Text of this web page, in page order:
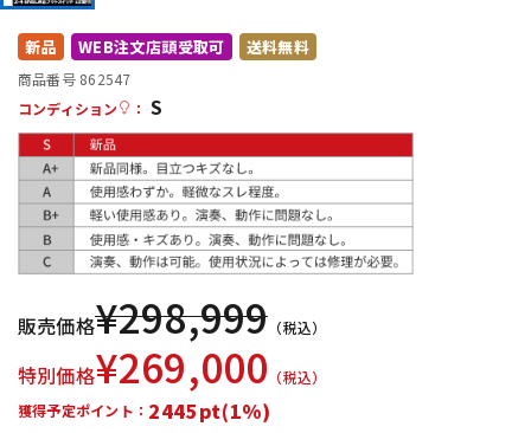
配信/ライブ機器
中古 ヴィンテージ
新品 WEB注文店頭受取可 送料無料
商品番号 862547
コンディション
： S
販売価格¥298,999 （税込）
特別価格¥269,000 （税込）
獲得予定ポイント： 2445pt(1%)